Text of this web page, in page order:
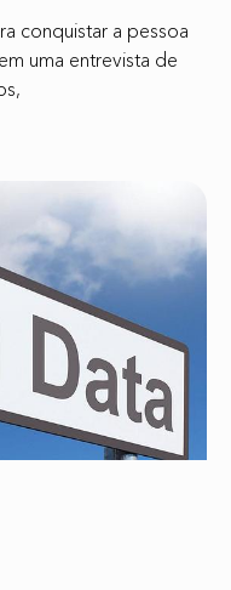
conquistar a pessoa
uma entrevista de